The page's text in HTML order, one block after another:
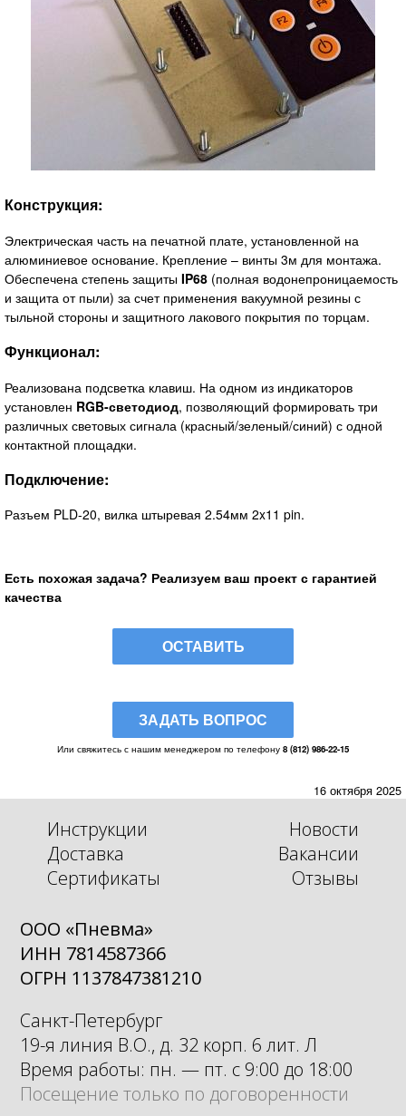
Конструкция:
Электрическая часть на печатной плате, установленной на
алюминиевое основание. Крепление – винты 3м для монтажа.
Обеспечена степень защиты IP68 (полная водонепроницаемость
и защита от пыли) за счет применения вакуумной резины с
тыльной стороны и защитного лакового покрытия по торцам.
Функционал:
Реализована подсветка клавиш. На одном из индикаторов
установлен RGB-светодиод, позволяющий формировать три
различных световых сигнала (красный/зеленый/синий) с одной
контактной площадки.
Подключение:
Разъем PLD-20, вилка штыревая 2.54мм 2x11 pin.
Есть похожая задача? Реализуем ваш проект с гарантией
качества
ОСТАВИТЬ
ЗАДАТЬ ВОПРОС
Или свяжитесь с нашим менеджером по телефону 8 (812) 986-22-15
16 октября 2025
Новости
Инструкции
Вакансии
Доставка
Отзывы
Сертификаты
ООО «Пневма»
ИНН 7814587366
ОГРН 1137847381210
Санкт-Петербург
19-я линия В.О., д. 32 корп. 6 лит. Л
Время работы: пн. — пт. с 9:00 до 18:00
Посещение только по договоренности